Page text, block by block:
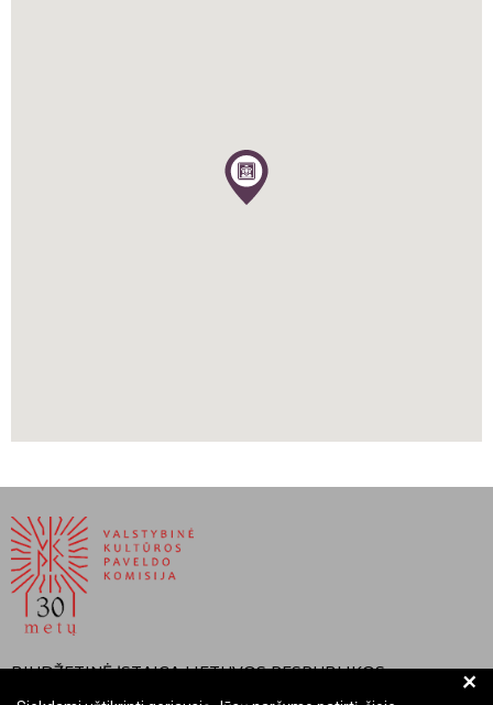
https://www.vle.lt/straipsnis/plateriai
BIUDŽETINĖ ĮSTAIGA LIETUVOS RESPUBLIKOS
VALSTYBINĖ KULTŪROS PAVELDO KOMISIJA
+